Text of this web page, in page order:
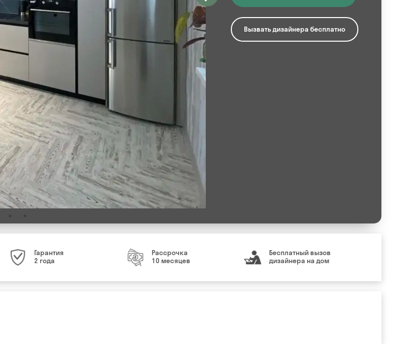
Вызвать дизайнера бесплатно
Гарантия
2 года
Рассрочка
10 месяцев
Бесплатный вызов
дизайнера на дом